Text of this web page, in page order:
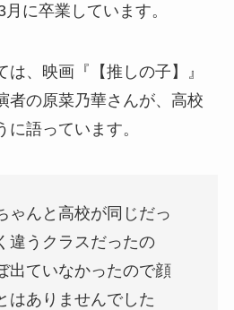
に卒業しています。
、映画『【推しの子】』
者の原菜乃華さんが、高校
語っています。
ゃんと高校が同じだっ
違うクラスだったの
出ていなかったので顔
はありませんでした